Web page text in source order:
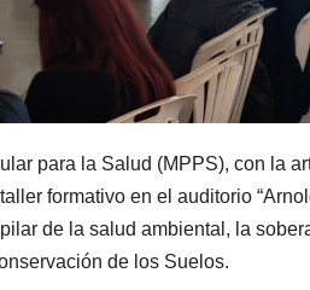
para la Salud (MPPS), con la
formativo en el auditorio
de la salud ambiental, la
de los Suelos.